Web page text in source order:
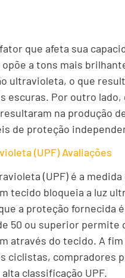
que afeta sua
a tons mais
ultravioleta, o que
escuras. Por outro
na produção
de proteção
(UPF) Avaliações
(UPF) é a
tecido bloqueia a luz
a proteção fornecida
50 ou superior permite
através do tecido. A
ciclistas, compradores
classificação UPF.